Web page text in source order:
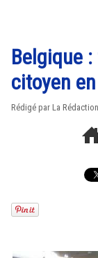
Belgique
citoyen
Rédigé par La